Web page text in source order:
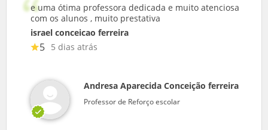
e uma ótima professora dedicada e muito atenciosa
com os alunos , muito prestativa
israel conceicao ferreira
5 5 dias atrás
Andresa Aparecida Conceição ferreira
Professor de Reforço escolar